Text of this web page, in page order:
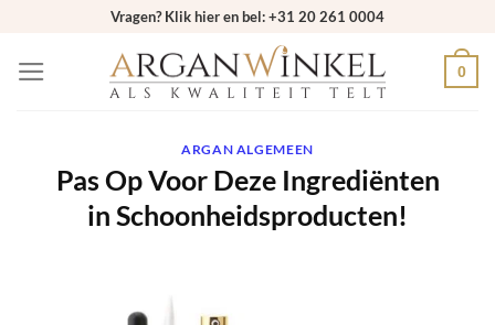
inhoud
Vragen? Klik hier en bel: +31 20 261 0004
0
ARGAN ALGEMEEN
Pas Op Voor Deze Ingrediënten
in Schoonheidsproducten!